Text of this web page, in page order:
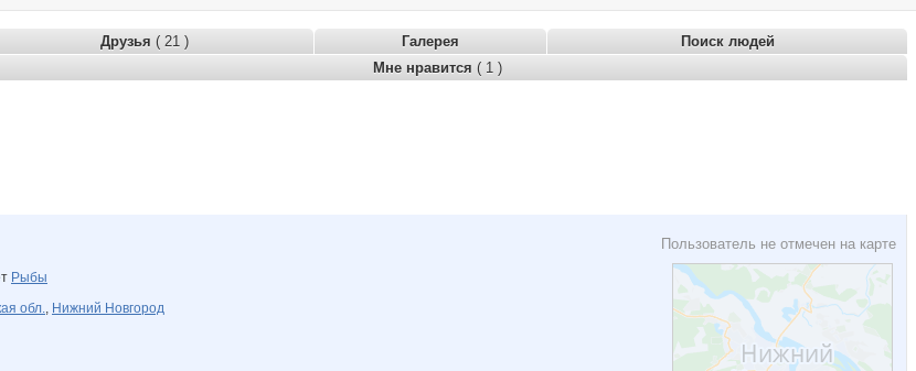
Друзья ( 21 ) Галерея
Поиск людей
Мне нравится ( 1 )
Пользователь не отмечен на карте
Рыбы
обл., Нижний Новгород